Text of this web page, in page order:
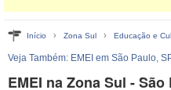
Início › Zona Sul › Educação e
Veja Também: EMEI em São Paulo,
EMEI na Zona Sul - São